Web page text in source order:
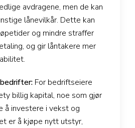
avdragene, men de kan
lånevilkår. Dette kan
og mindre straffer
og gir låntakere mer
For bedriftseiere
billig kapital, noe som gjør
å investere i vekst og
er å kjøpe nytt utstyr,